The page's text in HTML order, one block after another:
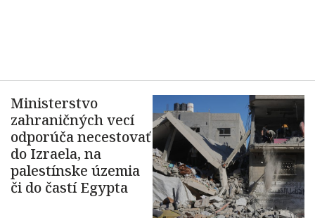
Ministerstvo
zahraničných vecí
odporúča necestovať
do Izraela, na
palestínske územia
či do častí Egypta